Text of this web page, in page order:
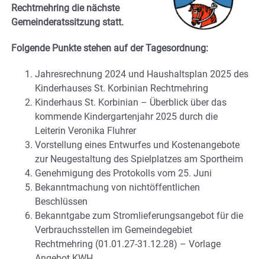
Rechtmehring die nächste
Gemeinderatssitzung statt.
Folgende Punkte stehen auf der Tagesordnung:
Jahresrechnung 2024 und Haushaltsplan 2025 des
Kinderhauses St. Korbinian Rechtmehring
Kinderhaus St. Korbinian – Überblick über das
kommende Kindergartenjahr 2025 durch die
Leiterin Veronika Fluhrer
Vorstellung eines Entwurfes und Kostenangebote
zur Neugestaltung des Spielplatzes am Sportheim
Genehmigung des Protokolls vom 25. Juni
Bekanntmachung von nichtöffentlichen
Beschlüssen
Bekanntgabe zum Stromlieferungsangebot für die
Verbrauchsstellen im Gemeindegebiet
Rechtmehring (01.01.27-31.12.28) – Vorlage